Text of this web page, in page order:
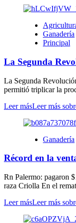
Ganadería
Principal
La Segunda
La Segunda
permitió triplicar la
Leer másLeer más
Ganadería
Récord en la
Rn Palermo: pagaron
raza Criolla En el
Leer másLeer más